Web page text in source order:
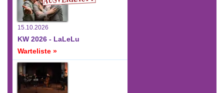
15.10.2026
KW 2026 - LaLeLu
Warteliste »